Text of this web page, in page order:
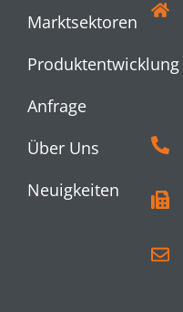
Marktsektoren
Produktentwicklung
Anfrage
Über Uns
Neuigkeiten